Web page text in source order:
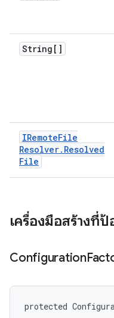
String[]
IRemoteFile
Resolver. Resolved
File
เครื่องมือสร้างที่
Configuration
protected